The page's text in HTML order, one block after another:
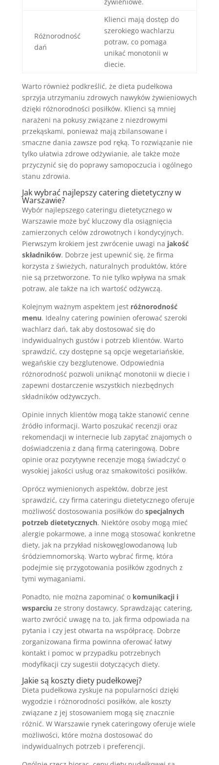
Różnorodność
dań
Klienci mają dostęp do
szerokiego wachlarzu
potraw, co pomaga
unikać monotonii w
diecie.
Warto również podkreślić, że dieta pudełkowa
sprzyja utrzymaniu zdrowych nawyków żywieniowych
dzięki różnorodności posiłków. Klienci są mniej
narażeni na pokusy związane z niezdrowymi
przekąskami, ponieważ mają zbilansowane i
smaczne dania zawsze pod ręką. To rozwiązanie nie
tylko ułatwia zdrowe odżywianie, ale także może
przyczynić się do poprawy samopoczucia i ogólnego
stanu zdrowia.
Jak wybrać najlepszy catering dietetyczny w
Warszawie?
Wybór najlepszego cateringu dietetycznego w
Warszawie może być kluczowy dla osiągnięcia
zamierzonych celów zdrowotnych i kondycyjnych.
Pierwszym krokiem jest zwrócenie uwagi na jakość
składników. Dobrze jest upewnić się, że firma
korzysta z świeżych, naturalnych produktów, które
nie są przetworzone. To nie tylko wpływa na smak
potraw, ale także na ich wartość odżywczą.
Kolejnym ważnym aspektem jest różnorodność
menu. Idealny catering powinien oferować szeroki
wachlarz dań, tak aby dostosować się do
indywidualnych gustów i potrzeb klientów. Warto
sprawdzić, czy dostępne są opcje wegetariańskie,
wegańskie czy bezglutenowe. Odpowiednia
różnorodność pozwoli uniknąć monotonii w diecie i
zapewni dostarczenie wszystkich niezbędnych
składników odżywczych.
Opinie innych klientów mogą także stanowić cenne
źródło informacji. Warto poszukać recenzji oraz
rekomendacji w internecie lub zapytać znajomych o
doświadczenia z daną firmą cateringową. Dobre
opinie oraz pozytywne recenzje mogą świadczyć o
wysokiej jakości usług oraz smakowitości posiłków.
Oprócz wymienionych aspektów, dobrze jest
sprawdzić, czy firma cateringu dietetycznego oferuje
możliwość dostosowania posiłków do specjalnych
potrzeb dietetycznych. Niektóre osoby mogą mieć
alergie pokarmowe, a inne mogą stosować konkretne
diety, jak na przykład niskowęglowodanową lub
śródziemnomorską. Warto wybrać firmę, która
podejmie się przygotowania posiłków zgodnych z
tymi wymaganiami.
Ponadto, nie można zapominać o komunikacji i
wsparciu ze strony dostawcy. Sprawdzając catering,
warto zwrócić uwagę na to, jak firma odpowiada na
pytania i czy jest otwarta na współpracę. Dobrze
zorganizowana firma powinna oferować łatwy
kontakt i pomoc w przypadku potrzebnych
modyfikacji czy sugestii dotyczących diety.
Jakie są koszty diety pudełkowej?
Dieta pudełkowa zyskuje na popularności dzięki
wygodzie i różnorodności posiłków, ale koszty
związane z jej stosowaniem mogą się znacznie
różnić. W Warszawie rynek cateringowy oferuje wiele
możliwości, które można dostosować do
indywidualnych potrzeb i preferencji.